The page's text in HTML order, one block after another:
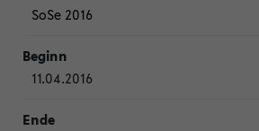
SoSe 2016
11.04.2016